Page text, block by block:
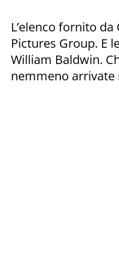
L’elenco fornito
Pictures Group. E
William Baldwin.
nemmeno arrivate